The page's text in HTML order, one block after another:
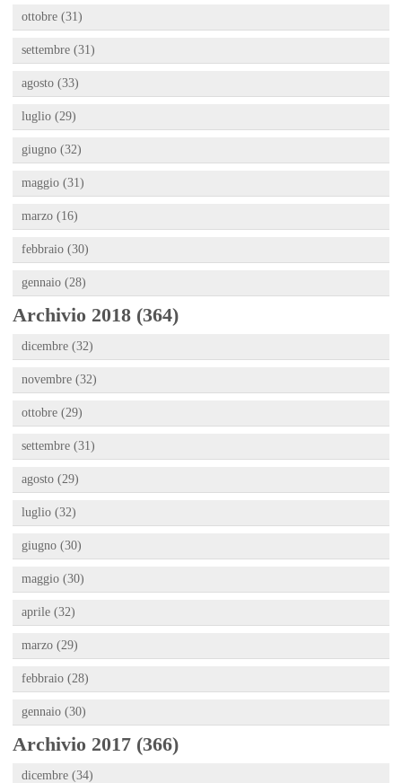
ottobre (31)
settembre (31)
agosto (33)
luglio (29)
giugno (32)
maggio (31)
marzo (16)
febbraio (30)
gennaio (28)
Archivio 2018 (364)
dicembre (32)
novembre (32)
ottobre (29)
settembre (31)
agosto (29)
luglio (32)
giugno (30)
maggio (30)
aprile (32)
marzo (29)
febbraio (28)
gennaio (30)
Archivio 2017 (366)
dicembre (34)